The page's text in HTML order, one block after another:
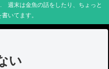
末は金魚の話をしたり、ちょっと
いてます。
い